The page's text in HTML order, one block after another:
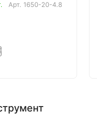
Арт. 1650-20-4.8